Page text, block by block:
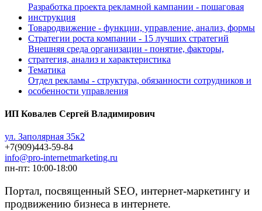
Разработка проекта рекламной кампании - пошаговая
инструкция
Товародвижение - функции, управление, анализ, формы
Стратегии роста компании - 15 лучших стратегий
Внешняя среда организации - понятие, факторы,
стратегия, анализ и характеристика
Тематика
Отдел рекламы - структура, обязанности сотрудников и
особенности управления
ИП Ковалев Сергей Владимирович
ул. Заполярная 35к2
+7(909)443-59-84
info@pro-internetmarketing.ru
пн-пт: 10:00-18:00
Портал, посвященный SEO, интернет-маркетингу и
продвижению бизнеса в интернете.